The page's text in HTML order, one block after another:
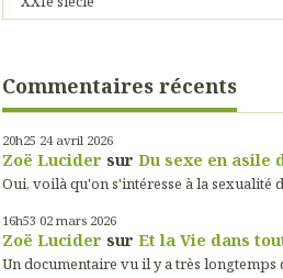
Commentaires récents
20h25 24 avril 2026
Zoë Lucider sur Du sexe en asile
Oui, voilà qu'on s'intéresse à la sexualité
16h53 02 mars 2026
Zoë Lucider sur Et la Vie dans
Un documentaire vu il y a très longtemps